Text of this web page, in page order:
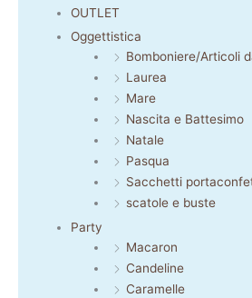
OUTLET
Oggettistica
Bomboniere/Articoli
Laurea
Mare
Nascita e Battesimo
Natale
Pasqua
Sacchetti
scatole e buste
Party
Macaron
Candeline
Caramelle